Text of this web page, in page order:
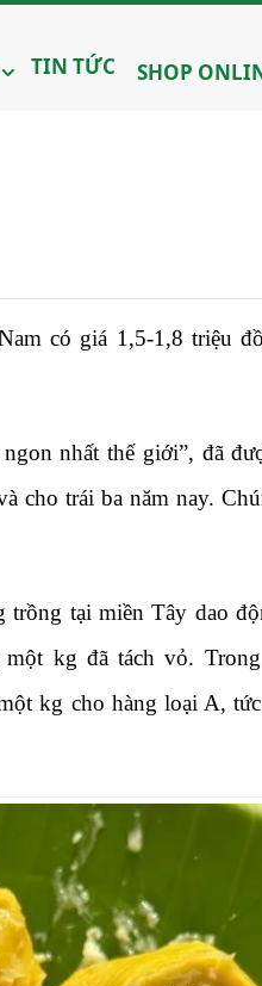
TIN TỨC SHOP
có giá 1,5-1,8 triệu
nhất thế giới”, đã
trái ba năm nay.
tại miền Tây dao
kg đã tách vỏ.
kg cho hàng loại A,